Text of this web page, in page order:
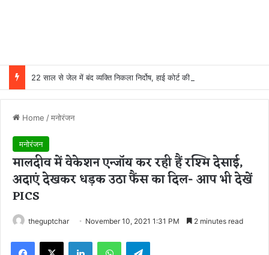
Home /मनोरंजन
मनोरंजन
मालदीव में वेकेशन एन्जॉय कर रही हैं रश्मि देसाई,
अदाएं देखकर धड़क उठा फैंस का दिल- आप भी देखें
PICS
theguptchar November 10, 2021 1:31 PM 2 minutes read